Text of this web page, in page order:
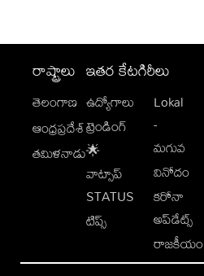
రాష్ట్రాలు
తెలంగాణ
ఆంధ్రప్రదేశ్
తమిళనాడు
ఇతర కేటగిరీలు
ఉద్యోగాలు
ట్రెండింగ్
🌟
వాట్సాప్
STATUS
టిప్స్
Lokal
-
మగువ
వినోదం
కరోనా
అప్‌డేట్స్
రాజకీయం